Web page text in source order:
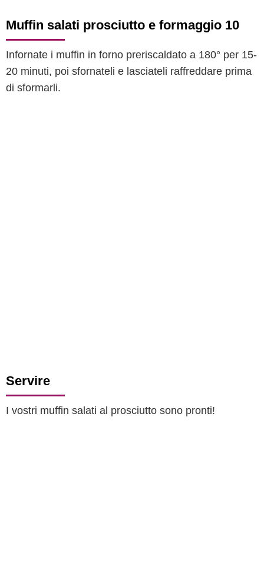
Muffin salati prosciutto e formaggio 10
Infornate i muffin in forno preriscaldato a 180° per 15-
20 minuti, poi sfornateli e lasciateli raffreddare prima
di sformarli.
Servire
I vostri muffin salati al prosciutto sono pronti!